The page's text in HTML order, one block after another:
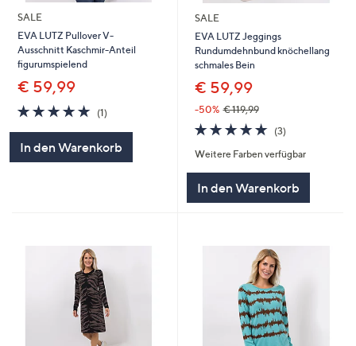
SALE
EVA LUTZ Pullover V-
Ausschnitt Kaschmir-Anteil
figurumspielend
€ 59,99
5.0
von
(1)1
In den Warenkorb
SALE
EVA LUTZ Jeggings
Rundumdehnbund knöchellang
schmales Bein
€ 59,99
-50% € 119,99
5.0
von
5
(3)3
Weitere Farben verfügbar
In den Warenkorb